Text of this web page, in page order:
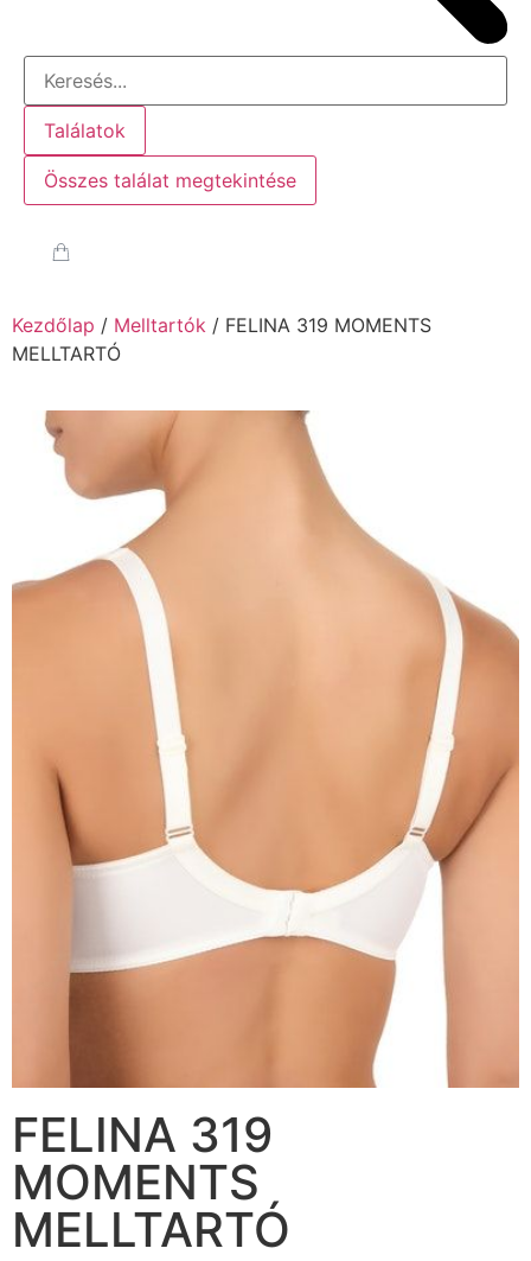
Találatok
Összes találat megtekintése
Kezdőlap / Melltartók / FELINA 319 MOMENTS
MELLTARTÓ
FELINA 319
MOMENTS
MELLTARTÓ